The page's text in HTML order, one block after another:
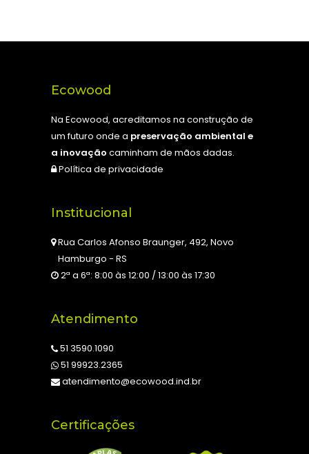
Ecowood
Na Ecowood, acreditamos na construção de
um futuro onde a preservação ambiental e
a inovação caminham de mãos dadas.
Política de privacidade
Institucional
Rua Carlos Afonso Braunger, 492, Novo
Hamburgo - RS
2ª a 6ª: 8:00 às 12:00 / 13:00 às 17:30
Atendimento
51 3590.1090
51 99923.2365
atendimento@ecowood.ind.br
Certificações